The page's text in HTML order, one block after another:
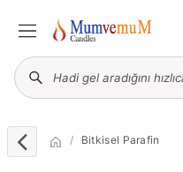
Bitkisel Parafin